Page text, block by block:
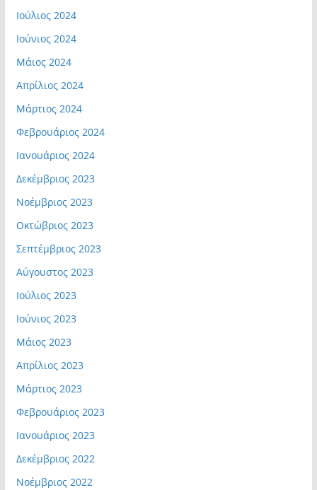
Ιούλιος 2024
Ιούνιος 2024
Μάιος 2024
Απρίλιος 2024
Μάρτιος 2024
Φεβρουάριος 2024
Ιανουάριος 2024
Δεκέμβριος 2023
Νοέμβριος 2023
Οκτώβριος 2023
Σεπτέμβριος 2023
Αύγουστος 2023
Ιούλιος 2023
Ιούνιος 2023
Μάιος 2023
Απρίλιος 2023
Μάρτιος 2023
Φεβρουάριος 2023
Ιανουάριος 2023
Δεκέμβριος 2022
Νοέμβριος 2022